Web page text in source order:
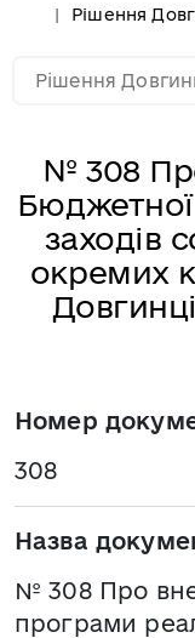
Рішення
№ 308
Бюджетної
заходів
окремих
Номер
308
Назва
№ 308 Про
програми
Рішення